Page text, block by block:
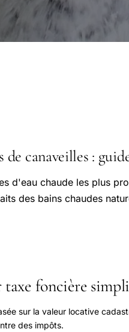
canaveilles :
d'eau chaude les plus
des bains chaudes
foncière
sur la valeur locative
des impôts.